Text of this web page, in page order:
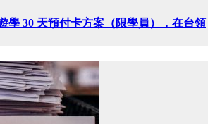
學 30 天預付卡方案（限學員），在台領